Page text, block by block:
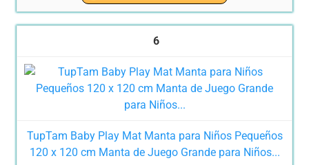
6
TupTam Baby Play Mat Manta para Niños Pequeños
120 x 120 cm Manta de Juego Grande para Niños...